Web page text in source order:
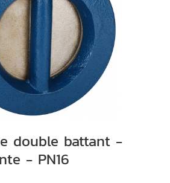
double battant -
- PN16